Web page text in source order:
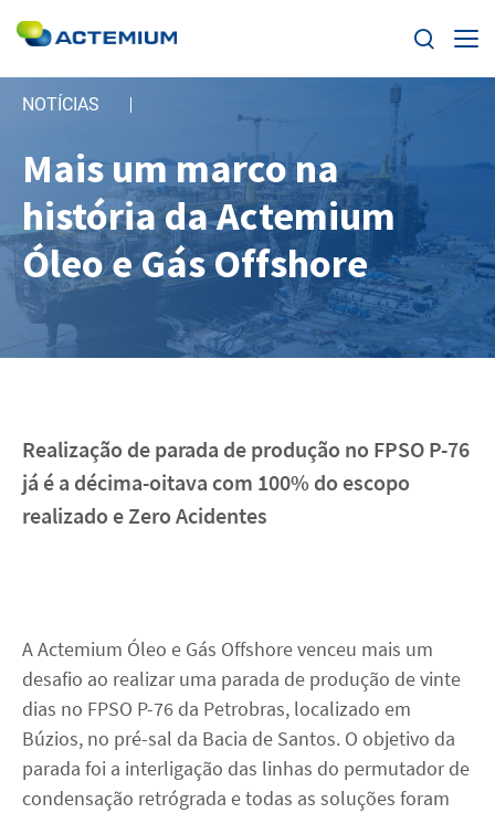
Home
Sobre a Actemium
Atividades
Atuação
Notícias
Ética
linkedinyoutube
Search
for:
NOTÍCIAS
Mais um marco na
história da Actemium
Óleo e Gás Offshore
Realização de parada de produção no FPSO P-76
já é a décima-oitava com 100% do escopo
realizado e Zero Acidentes
A Actemium Óleo e Gás Offshore venceu mais um
desafio ao realizar uma parada de produção de vinte
dias no FPSO P-76 da Petrobras, localizado em
Búzios, no pré-sal da Bacia de Santos. O objetivo da
parada foi a interligação das linhas do permutador de
condensação retrógrada e todas as soluções foram